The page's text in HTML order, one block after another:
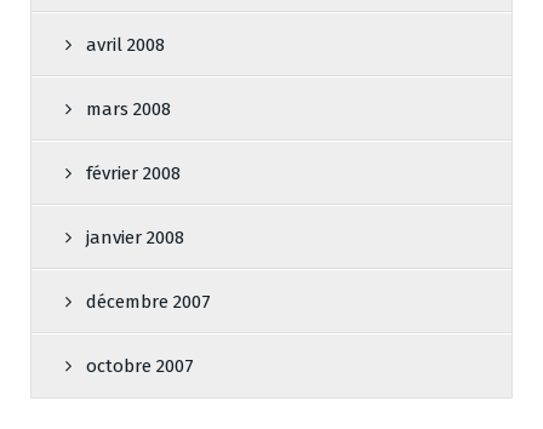
avril 2008
mars 2008
février 2008
janvier 2008
décembre 2007
octobre 2007